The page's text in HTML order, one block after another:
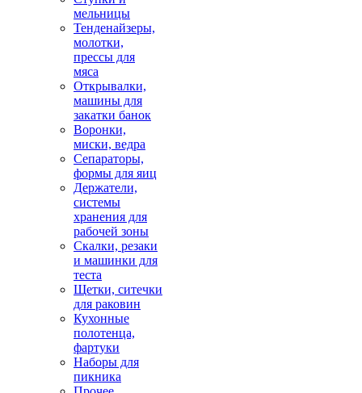
мельницы
Тенденайзеры,
молотки,
прессы для
мяса
Открывалки,
машины для
закатки банок
Воронки,
миски, ведра
Сепараторы,
формы для яиц
Держатели,
системы
хранения для
рабочей зоны
Скалки, резаки
и машинки для
теста
Щетки, ситечки
для раковин
Кухонные
полотенца,
фартуки
Наборы для
пикника